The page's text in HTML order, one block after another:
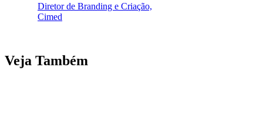
Diretor de Branding e Criação,
Cimed
Veja Também